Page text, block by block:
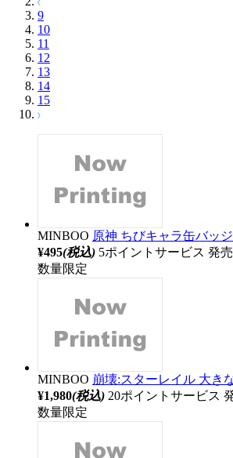
9
10
11
12
13
14
15
MINBOO 原神 ちびキャラ缶バッ
¥495(税込) 5ポイントサービス 発
数量限定
MINBOO 崩壊:スターレイル 大き
¥1,980(税込) 20ポイントサービス
数量限定